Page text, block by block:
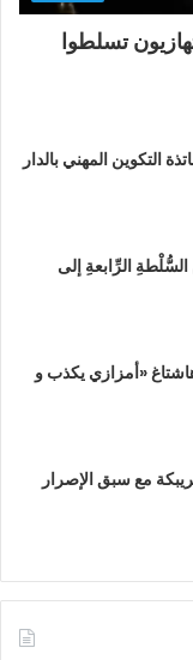
تسلطوا
التكوين المهني بالدار
الرِّابعةِ إلى
«أمزازي يكذب و
مع سبق الإصرار